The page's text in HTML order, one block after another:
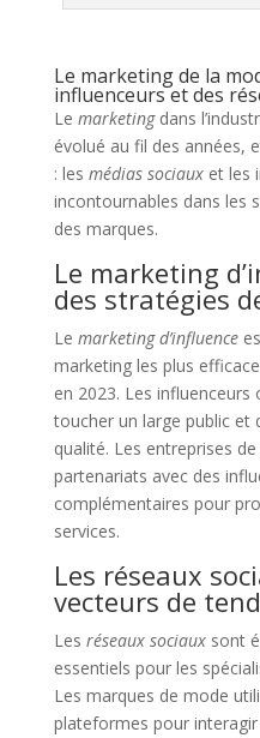
Le marketing de la
influenceurs et des
Le marketingdans
évolué au fil des années,
: les médias sociauxet les
incontournables dans les
des marques.
Le marketing
des stratégies
Le marketing d’influence
marketing les plus
en 2023. Les
toucher un large public et
qualité. Les entreprises
partenariats avec des
complémentaires pour
services.
Les réseaux
vecteurs de
Les réseaux sociauxsont
essentiels pour les
Les marques de mode
plateformes pour